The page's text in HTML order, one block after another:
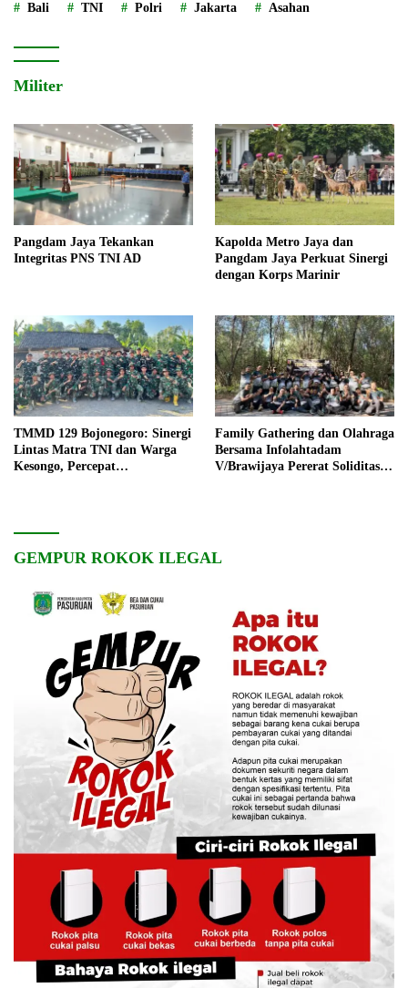
Bali TNI Polri Jakarta Asahan
Militer
Pangdam Jaya Tekankan
Integritas PNS TNI AD
Kapolda Metro Jaya dan
Pangdam Jaya Perkuat Sinergi
dengan Korps Marinir
TMMD 129 Bojonegoro: Sinergi
Lintas Matra TNI dan Warga
Kesongo, Percepat
Family Gathering dan Olahraga
Bersama Infolahtadam
V/Brawijaya Pererat Soliditas
GEMPUR ROKOK ILEGAL